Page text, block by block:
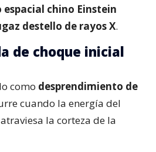
espacial chino Einstein
destello de rayos X.
de choque inicial
como desprendimiento de
cuando la energía del
la corteza de la